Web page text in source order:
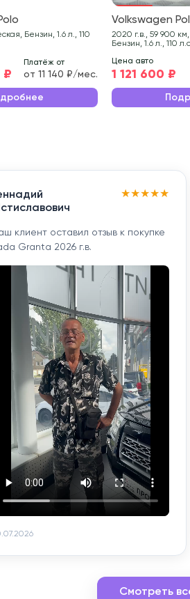
Бензин, 1.6 л., 110
₽
Платёж от
от 11 140 ₽/мес.
Volkswagen
2020 г.в., 59 900 км, Автоматическая,
Бензин, 1.6 л., 110
Цена авто
1 121 600 ₽
★★★★★
клиент оставил отзыв к покупке
Granta 2026 г.в.
Смотреть